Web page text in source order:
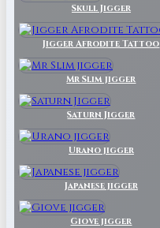
Skull Jigger
Jigger Afrodite Tattoo
Mr Slim jigger
Saturn Jigger
Urano jigger
Japanese jigger
Giove jigger